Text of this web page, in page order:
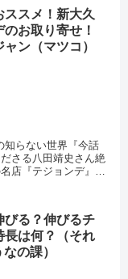
ススメ！新大久
お取り寄せ！
ン（マツコ）
びる？伸びるチ
長は何？（それ
の課）